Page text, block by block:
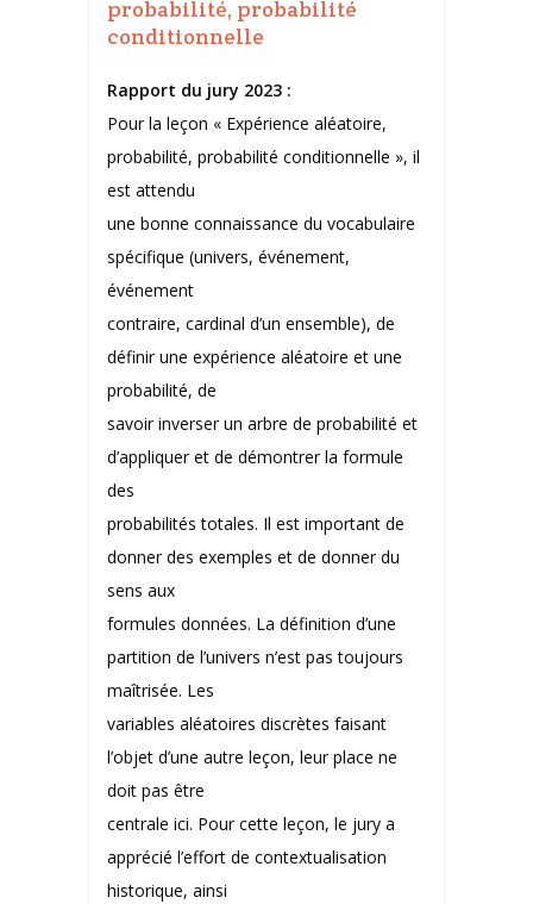
probabilité, probabilité
conditionnelle
Rapport du jury 2023 :
Pour la leçon « Expérience aléatoire,
probabilité, probabilité conditionnelle », il
est attendu
une bonne connaissance du vocabulaire
spécifique (univers, événement,
événement
contraire, cardinal d’un ensemble), de
définir une expérience aléatoire et une
probabilité, de
savoir inverser un arbre de probabilité et
d’appliquer et de démontrer la formule
des
probabilités totales. Il est important de
donner des exemples et de donner du
sens aux
formules données. La définition d’une
partition de l’univers n’est pas toujours
maîtrisée. Les
variables aléatoires discrètes faisant
l’objet d’une autre leçon, leur place ne
doit pas être
centrale ici. Pour cette leçon, le jury a
apprécié l’effort de contextualisation
historique, ainsi